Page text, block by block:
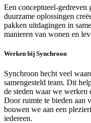
Een conceptueel-
duurzame oplossingen
pakken uitdagingen in
manieren van wonen en
Werken bij Synchroon
Synchroon hecht veel
samengesteld team. Dit
de steden waar we werken
Door ruimte te bieden aan
bouwen we aan een
iedereen.